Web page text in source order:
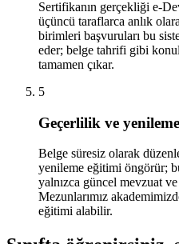
Sertifikanın gerçekliği e-
üçüncü taraflarca anlık
birimleri başvuruları bu
eder; belge tahrifi gibi
tamamen çıkar.
5
Geçerlilik ve yenileme
Belge süresiz olarak
yenileme eğitimi öngörür;
yalnızca güncel mevzuat
Mezunlarımız
eğitimi alabilir.